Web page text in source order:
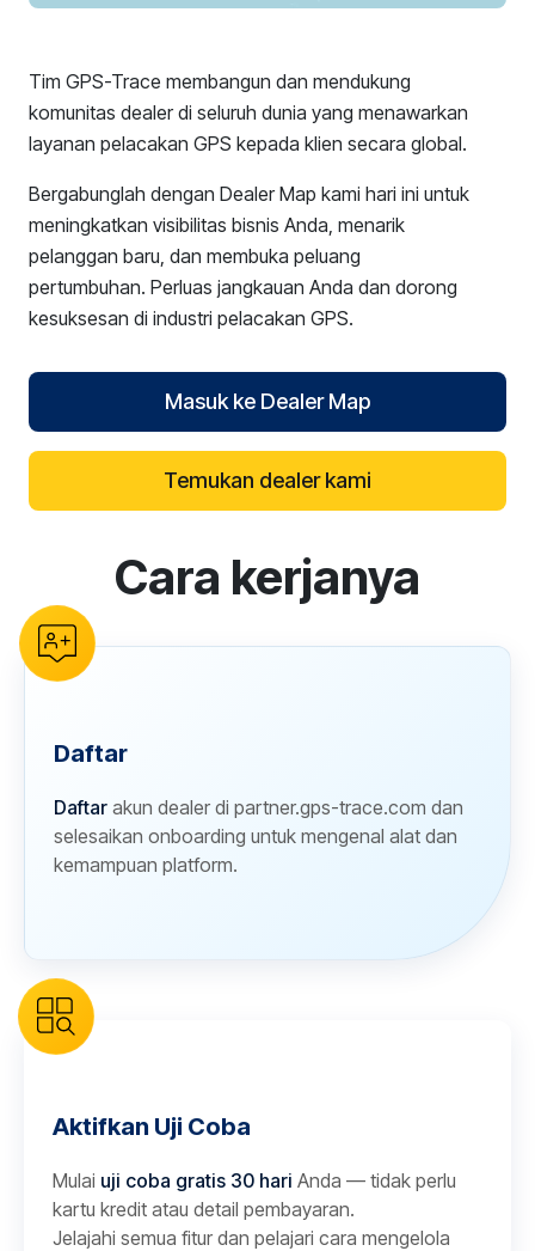
Tim GPS-Trace membangun dan mendukung
komunitas dealer di seluruh dunia yang menawarkan
layanan pelacakan GPS kepada klien secara global.
Bergabunglah dengan Dealer Map kami hari ini untuk
meningkatkan visibilitas bisnis Anda, menarik
pelanggan baru, dan membuka peluang
pertumbuhan. Perluas jangkauan Anda dan dorong
kesuksesan di industri pelacakan GPS.
Masuk ke Dealer Map
Temukan dealer kami
reCAPTCHA verification
Cara kerjanya
Daftar
Daftar akun dealer di partner.gps-trace.com dan
selesaikan onboarding untuk mengenal alat dan
kemampuan platform.
Aktifkan Uji Coba
Mulai uji coba gratis 30 hari Anda — tidak perlu
kartu kredit atau detail pembayaran.
Jelajahi semua fitur dan pelajari cara mengelola